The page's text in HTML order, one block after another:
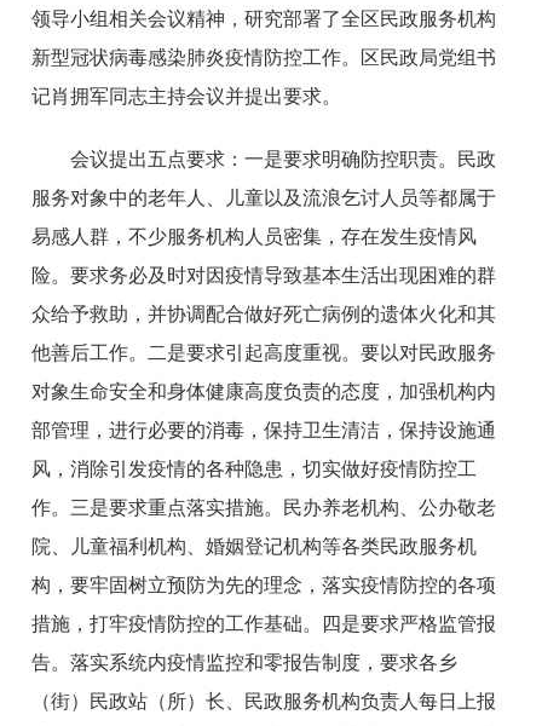
领导小组相关会议精神，研究部署了全区民政服务机构
新型冠状病毒感染肺炎疫情防控工作。区民政局党组书
记肖拥军同志主持会议并提出要求。
会议提出五点要求：一是要求明确防控职责。民政
服务对象中的老年人、儿童以及流浪乞讨人员等都属于
易感人群，不少服务机构人员密集，存在发生疫情风
险。要求务必及时对因疫情导致基本生活出现困难的群
众给予救助，并协调配合做好死亡病例的遗体火化和其
他善后工作。二是要求引起高度重视。要以对民政服务
对象生命安全和身体健康高度负责的态度，加强机构内
部管理，进行必要的消毒，保持卫生清洁，保持设施通
风，消除引发疫情的各种隐患，切实做好疫情防控工
作。三是要求重点落实措施。民办养老机构、公办敬老
院、儿童福利机构、婚姻登记机构等各类民政服务机
构，要牢固树立预防为先的理念，落实疫情防控的各项
措施，打牢疫情防控的工作基础。四是要求严格监管报
告。落实系统内疫情监控和零报告制度，要求各乡
（街）民政站（所）长、民政服务机构负责人每日上报